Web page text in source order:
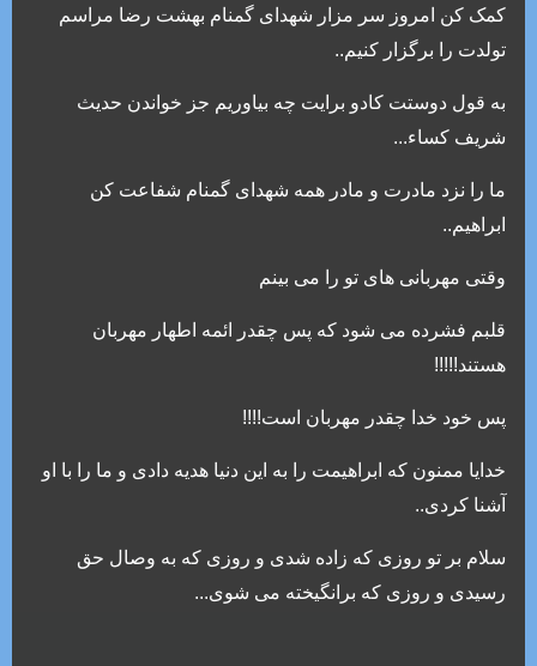
کمک کن امروز سر مزار شهدای گمنام بهشت رضا مراسم
تولدت را برگزار کنیم..
به قول دوستت کادو برایت چه بیاوریم جز خواندن حدیث
شریف کساء...
ما را نزد مادرت و مادر همه شهدای گمنام شفاعت کن
ابراهیم..
وقتی مهربانی های تو را می بینم
قلبم فشرده می شود که پس چقدر ائمه اطهار مهربان
هستند!!!!!
پس خود خدا چقدر مهربان است!!!!
خدایا ممنون که ابراهیمت را به این دنیا هدیه دادی و ما را با او
آشنا کردی..
سلام بر تو روزی که زاده شدی و روزی که به وصال حق
رسیدی و روزی که برانگیخته می شوی...